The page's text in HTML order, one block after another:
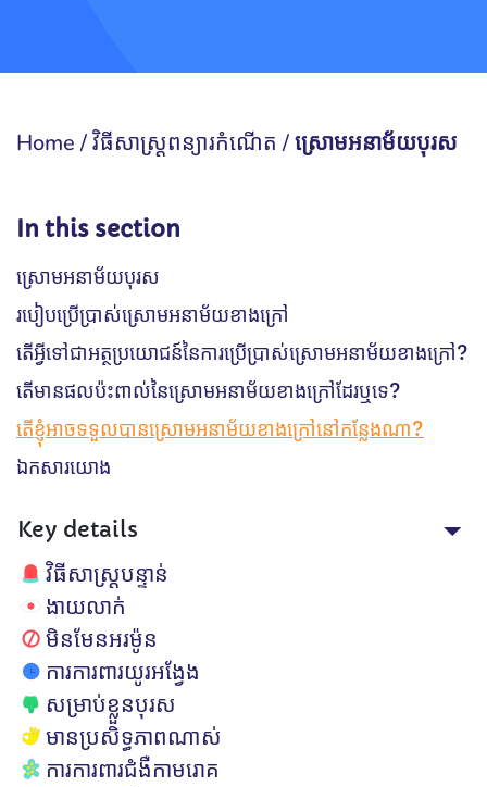
Home/វិធីសាស្រ្តពន្យារកំណើត /ស្រោមអនាម័យបុរស
In this section
ស្រោមអនាម័យបុរស
របៀបប្រើប្រាស់ស្រោមអនាម័យខាងក្រៅ
តើអ្វីទៅជាអត្ថប្រយោជន៍នៃការប្រើប្រាស់ស្រោមអនាម័យខាងក្រៅ?
តើមានផលប៉ះពាល់នៃស្រោមអនាម័យខាងក្រៅដែរឬទេ?
តើខ្ញុំអាចទទួលបានស្រោមអនាម័យខាងក្រៅនៅកន្លែងណា?
ឯកសារយោង
Key details
វិធីសាស្ត្របន្ទាន់
ងាយលាក់
មិនមែនអរម៉ូន
ការការពារយូរអង្វែង
សម្រាប់ខ្លួនបុរស
មានប្រសិទ្ធភាពណាស់
ការការពារជំងឺកាមរោគ